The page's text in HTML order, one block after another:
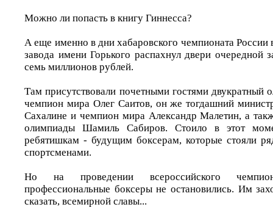
Можно ли попасть в книгу Гиннесса?
А еще именно в дни хабаровского чемпионата России
завода имени Горького распахнул двери очередной
семь миллионов рублей.
Там присутствовали почетными гостями двукратный
чемпион мира Олег Саитов, он же тогдашний
Сахалине и чемпион мира Александр Малетин, а
олимпиады Шамиль Сабиров. Стоило в этот
ребятишкам - будущим боксерам, которые стояли
спортсменами.
Но на проведении всероссийского
профессиональные боксеры не остановились. Им
сказать, всемирной славы...